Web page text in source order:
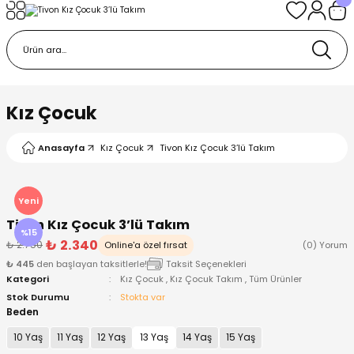
Kız Çocuk
Anasayfa Kız Çocuk Tivon Kız Çocuk 3’lü Takım
Yeni
%15
Tivon Kız Çocuk 3’lü Takım
₺ 2.750 ₺ 2.340 Online'a özel fırsat
(0) Yorum
₺ 445 den başlayan taksitlerle!
Taksit Seçenekleri
Kategori
Kız Çocuk , Kız Çocuk Takım ,Tüm Ürünler
Stok Durumu
Stokta var
Beden
10 Yaş
11 Yaş 12 Yaş 13 Yaş 14 Yaş
15 Yaş
Giyim
Bere ve Eldiven
Body
Bere ve Eldiven
Body
ve Patik
Çıkışı ve Zıbın Seti
Ürünleri